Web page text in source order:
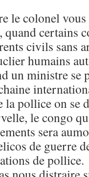
le colonel
certains
civils sans
humains
un ministre se
pollice on se
le congo
sera
de guerre
de pollice.